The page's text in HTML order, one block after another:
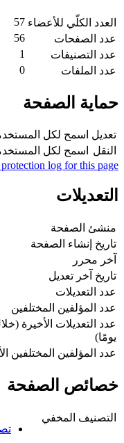
العدد الكلّي للأعضاء 57
عدد الصفحات
56
عدد التصنيفات
1
عدد الملفات
0
حماية الصفحة
تعديل اسمح لكل
النقل
اسمح لكل
log for this page.
التعديلات
منشئ الصفحة
تاريخ إنشاء الصفحة
آخر محرر
تاريخ آخر تعديل
عدد التعديلات
عدد المؤلفين المختلفين
يومًا)
عدد المؤلفين المختلفين
خصائص الصفحة
التصنيف المخفي